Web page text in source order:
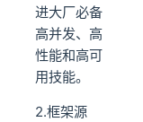
进大厂必备
高并发、高
性能和高可
用技能。
2.框架源